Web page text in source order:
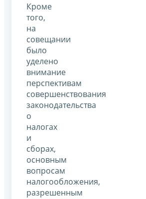
Кроме
того,
на
совещании
было
уделено
внимание
перспективам
совершенствования
законодательства
о
налогах
и
сборах,
основным
вопросам
налогообложения,
разрешенным